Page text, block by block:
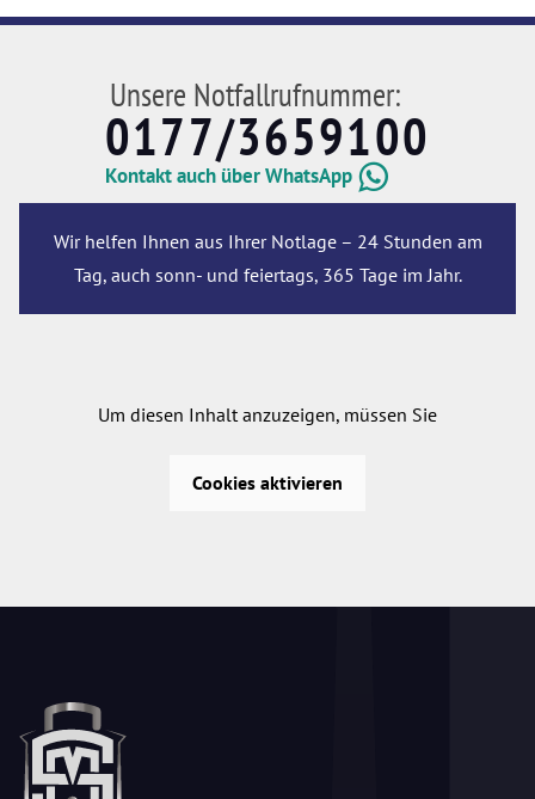
Unsere Notfallrufnummer:
0177/3659100
Kontakt auch über WhatsApp
Wir helfen Ihnen aus Ihrer Notlage – 24 Stunden am
Tag, auch sonn- und feiertags, 365 Tage im Jahr.
Um diesen Inhalt anzuzeigen, müssen Sie
Cookies aktivieren